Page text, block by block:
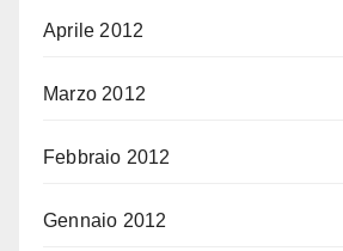
Aprile 2012
Marzo 2012
Febbraio 2012
Gennaio 2012